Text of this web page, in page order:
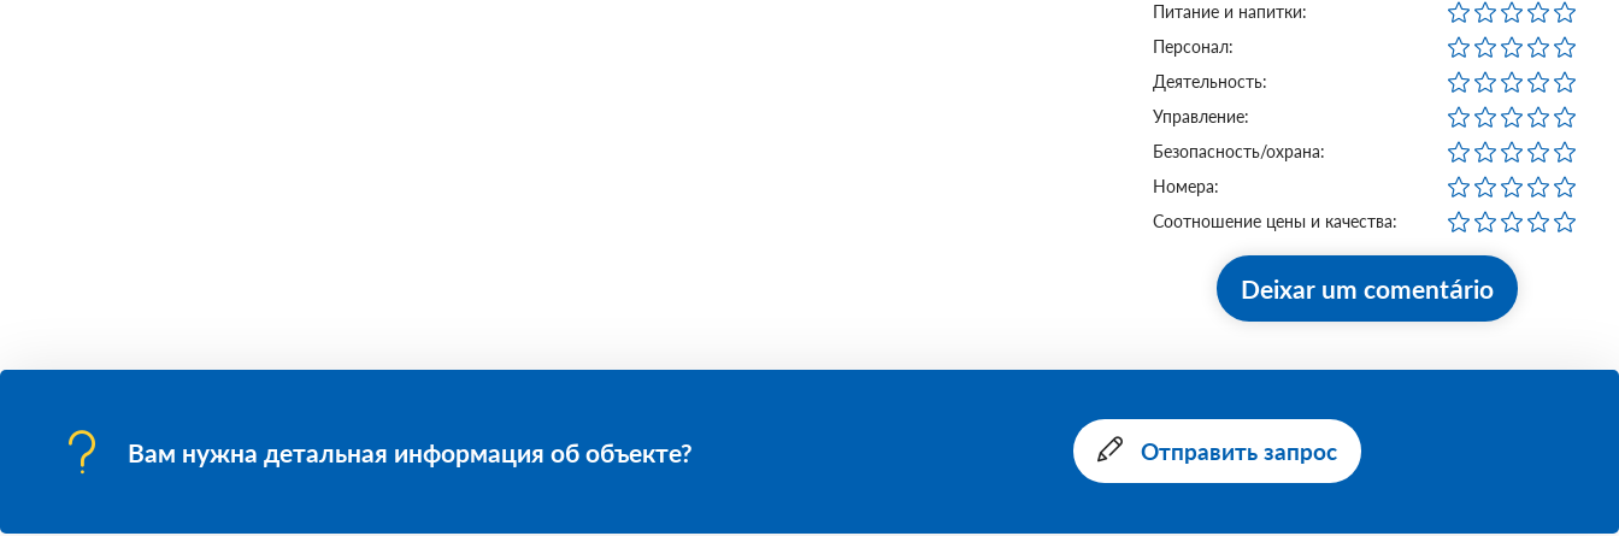
Питание и напитки:
Персонал:
Деятельность:
Управление:
Безопасность/охрана:
Номера:
Соотношение цены и качества:
Deixar um comentário
Вам нужна детальная информация об объекте? Отправить запрос